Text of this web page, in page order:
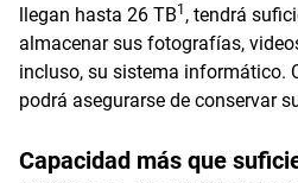
llegan hasta 26 TB1 , tendrá
almacenar sus fotografías,
incluso, su sistema informático.
podrá asegurarse de conservar
Capacidad más que